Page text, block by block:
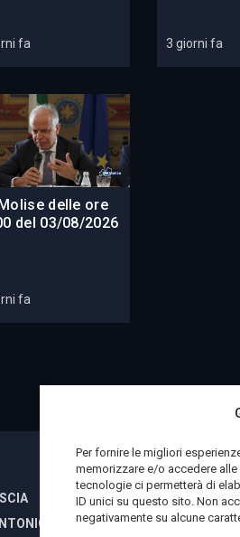
Per fornire le migliori
memorizzare e/o accedere
tecnologie ci permetterà di
ID unici su questo sito. Non
negativamente su alcune
fa 3 giorni fa
delle ore
del 03/08/2026
fa
DI LALLO